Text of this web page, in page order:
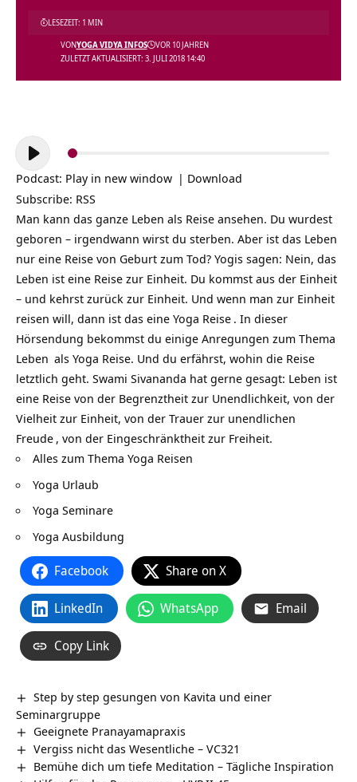
ZULETZT AKTUALISIERT: 3. JULI 2018 14:40
VONYOGA VIDYA INFOS VOR 10 JAHREN
LESEZEIT: 1 MIN
Audio-
Player
Podcast: Play in new window | Download
Subscribe: RSS
Man kann das ganze Leben als Reise ansehen. Du wurdest
geboren – irgendwann wirst du sterben. Aber ist das Leben
nur eine Reise von Geburt zum Tod? Yogis sagen: Nein, das
Leben ist eine Reise zur Einheit. Du kommst aus der Einheit
– und kehrst zurück zur Einheit. Und wenn man zur Einheit
reisen will, dann ist das eine Yoga Reise . In dieser
Hörsendung bekommst du einige Anregungen zum Thema
Leben als Yoga Reise. Und du erfährst, wohin die Reise
letztlich geht. Swami Sivananda hat gerne gesagt: Leben ist
eine Reise von der Begrenztheit zur Unendlichkeit, von der
Vielheit zur Einheit, von der Trauer zur unendlichen
Freude , von der Eingeschränktheit zur Freiheit.
Alles zum Thema Yoga Reisen
Yoga Urlaub
Yoga Seminare
Yoga Ausbildung
Facebook Share on X
LinkedIn WhatsApp Email
Copy Link
Step by step gesungen von Kavita und einer
Seminargruppe
Geeignete Pranayamapraxis
Vergiss nicht das Wesentliche – VC321
Bemühe dich um tiefe Meditation – Tägliche Inspiration